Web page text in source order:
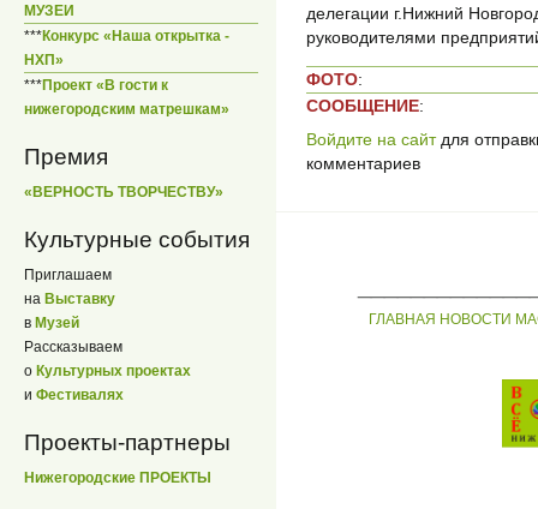
МУЗЕИ
***Конкурс «Наша открытка -
НХП»
***Проект «В гости к
нижегородским матрешкам»
Премия
«ВЕРНОСТЬ ТВОРЧЕСТВУ»
Культурные события
Приглашаем
на Выставку
в Музей
Рассказываем
о Культурных проектах
и Фестивалях
Проекты-партнеры
Нижегородские ПРОЕКТЫ
делегации г.Нижний
руководителями
ФОТО:
СООБЩЕНИЕ:
Войдите на сайтдля
комментариев
ГЛАВНАЯ НОВОСТИ